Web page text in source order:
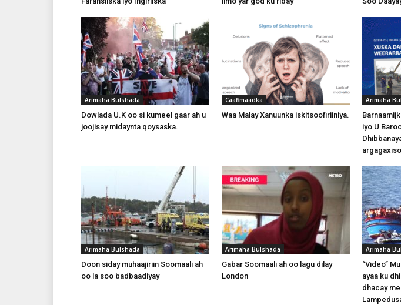
Arimaha Bulshada
Dowlada U.K oo si kumeel gaar ah u
joojisay midaynta qoysaska.
Caafimaadka
Waa Malay Xanuunka iskitsoofiriiniya.
Arimaha
iyo U
Arimaha Bulshada
Doon siday muhaajiriin Soomaali ah
oo la soo badbaadiyay
Arimaha Bulshada
Gabar Soomaali ah oo lagu dilay
London
Arimaha
“Video”
ayaa ku
dhacay